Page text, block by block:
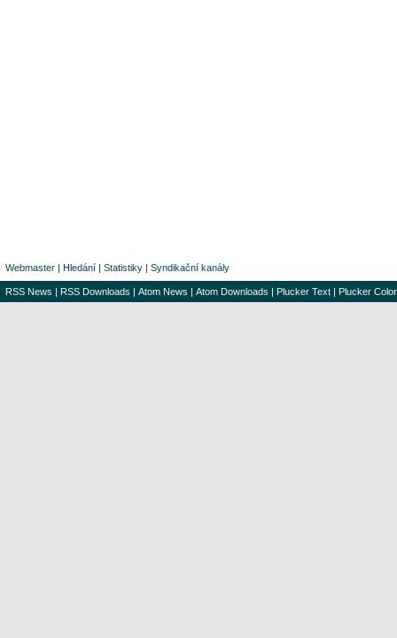
Webmaster | Hledání | Statistiky | Syndikační kanály
RSS News | RSS Downloads | Atom News | Atom Downloads | Plucker Text | Plucker Color